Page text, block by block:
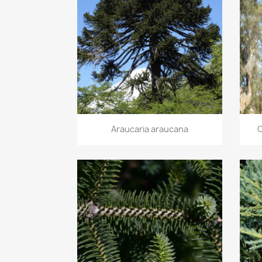
Vista rápida
Araucaria araucana